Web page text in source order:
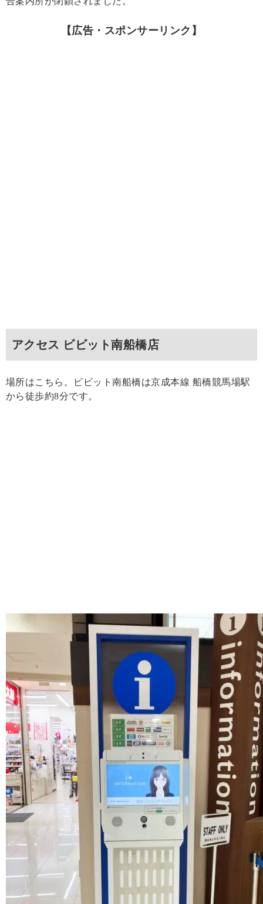
【広告・スポンサーリンク】
アクセス ビビット南船橋店
場所はこちら。ビビット南船橋は京成本線 船橋競馬場駅
から徒歩約8分です。